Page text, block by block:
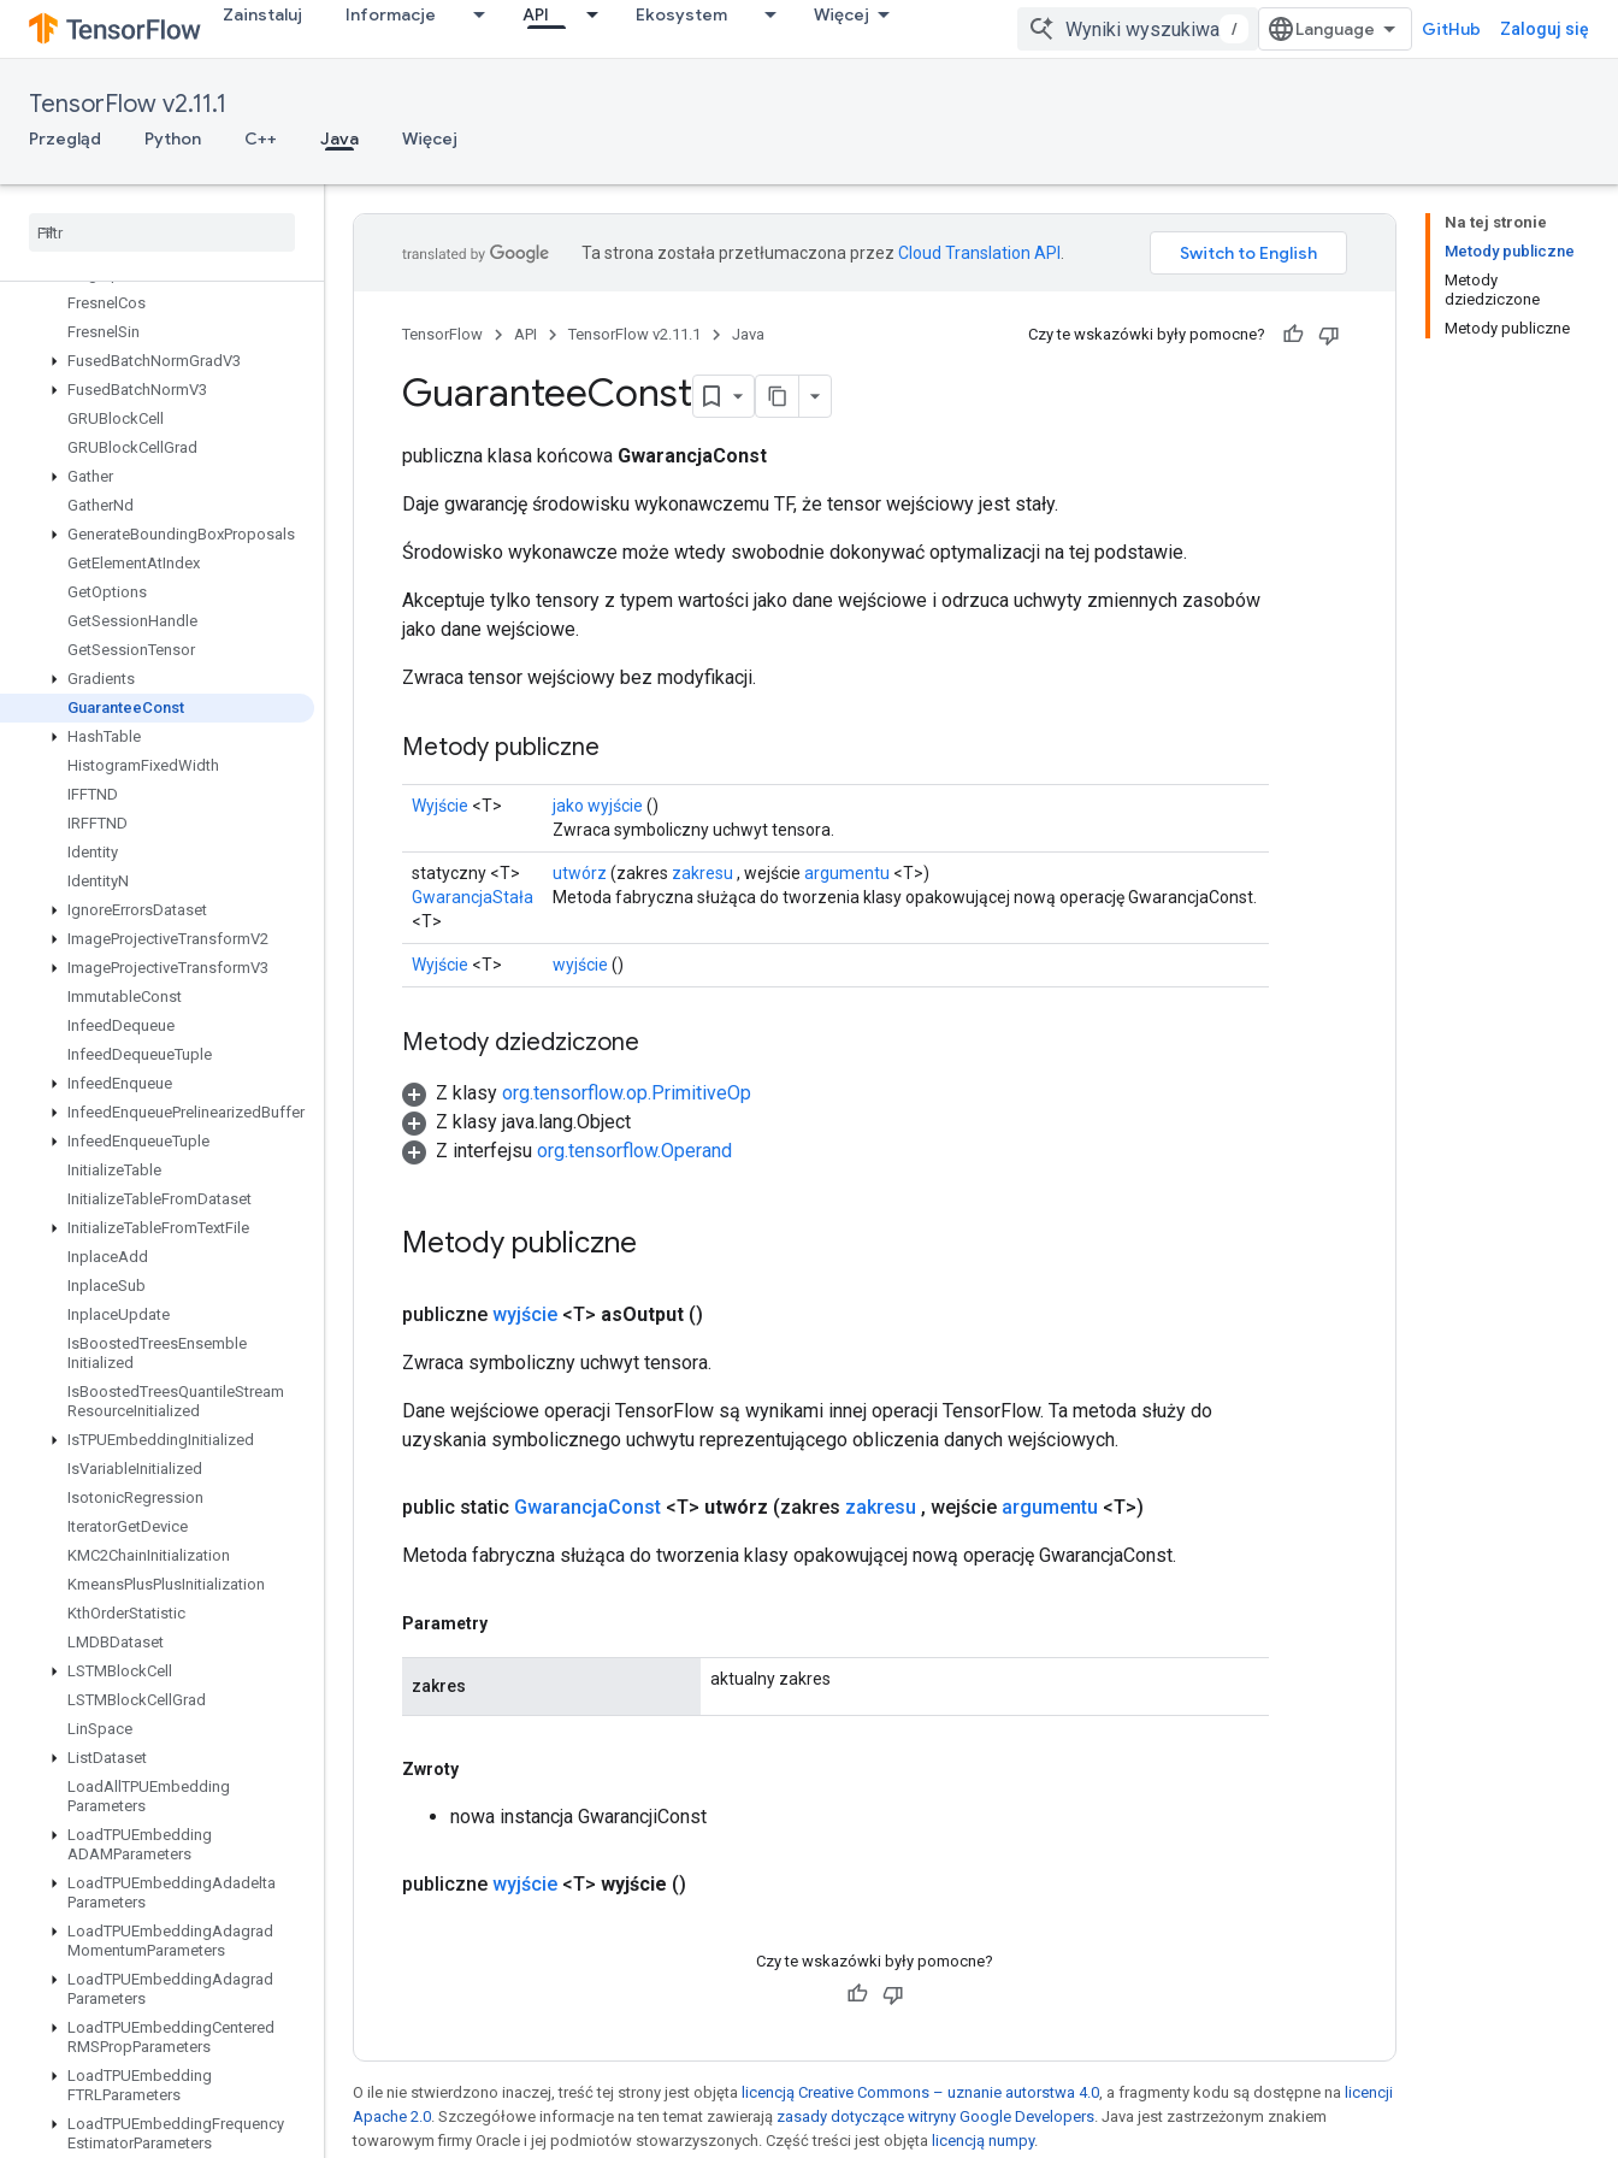
Zainstaluj Informacje API Ekosystem Więcej
/ GitHub Zaloguj się
TensorFlow v2.11.1
Przegląd Python C++ Java Więcej
ExperimentalUnbatchDataset
Expint
ExtractVolumePatches
FFTND
Fill
Fresnel Cos
Fresnel Sin
FusedBatchNormGradV3
FusedBatchNormV3
GRUBlockCell
GRUBlockCell Grad
Gather
GatherNd
GenerateBoundingBoxProposals
GetElementAtIndex
GetOptions
GetSessionHandle
GetSessionTensor
Gradients
GuaranteeConst
HashTable
HistogramFixedWidth
IFFTND
IRFFTND
Identity
IdentityN
IgnoreErrorsDataset
ImageProjectiveTransformV2
ImageProjectiveTransformV3
ImmutableConst
InfeedDequeue
InfeedDequeueTuple
InfeedEnqueue
InfeedEnqueuePrelinearizedBuffer
InfeedEnqueueTuple
InitializeTable
InitializeTableFromDataset
InitializeTableFromTextFile
InplaceAdd
InplaceSub
InplaceUpdate
IsBoostedTreesEnsemble
Initialized
IsBoostedTreesQuantileStream
ResourceInitialized
IsTPUEmbeddingInitialized
IsVariableInitialized
IsotonicRegression
IteratorGetDevice
KMC2ChainInitialization
KmeansPlusPlusInitialization
KthOrderStatistic
LMDBDataset
LSTMBlockCell
LSTMBlockCell Grad
LinSpace
ListDataset
LoadAll TPUEmbedding
Parameters
LoadTPUEmbedding
ADAMParameters
LoadTPUEmbeddingAdadelta
Parameters
LoadTPUEmbeddingAdagrad
MomentumParameters
LoadTPUEmbeddingAdagrad
Parameters
LoadTPUEmbeddingCentered
RMSPropParameters
LoadTPUEmbedding
FTRLParameters
LoadTPUEmbeddingFrequency
EstimatorParameters
Na tej stronie
Metody publiczne
Metody
dziedziczone
Metody publiczne
Ta strona została przetłumaczona przez Cloud Translation API
TensorFlow API TensorFlow v2.11.1 Java Czy te wskazówki były pomocne?
GuaranteeConst
publiczna klasa końcowa GwarancjaConst
Daje gwarancję środowisku wykonawczemu TF, że tensor wejściowy jest stały.
Środowisko wykonawcze może wtedy swobodnie dokonywać optymalizacji na tej podstawie.
Akceptuje tylko tensory z typem wartości jako dane wejściowe i odrzuca uchwyty zmiennych zasobów
jako dane wejściowe.
Zwraca tensor wejściowy bez modyfikacji.
Metody publiczne
Wyjście <T> jako wyjście ()
Zwraca symboliczny uchwyt tensora.
statyczny <T>
GwarancjaStała
<T>
utwórz (zakres zakresu , wejście argumentu <T>)
Metoda fabryczna służąca do tworzenia klasy opakowującej nową operację GwarancjaConst.
Wyjście <T> wyjście ()
Metody dziedziczone
Z klasy org.tensorflow.op.PrimitiveOp
Z klasy java.lang.Object
Z interfejsu org.tensorflow.Operand
Metody publiczne
publiczne wyjście <T> asOutput ()
Zwraca symboliczny uchwyt tensora.
Dane wejściowe operacji TensorFlow są wynikami innej operacji TensorFlow. Ta metoda służy do
uzyskania symbolicznego uchwytu reprezentującego obliczenia danych wejściowych.
public static GwarancjaConst <T> utwórz (zakres zakresu , wejście argumentu <T>)
Metoda fabryczna służąca do tworzenia klasy opakowującej nową operację GwarancjaConst.
Parametry
zakres aktualny zakres
Zwroty
nowa instancja GwarancjiConst
publiczne wyjście <T> wyjście ()
Czy te wskazówki były pomocne?
O ile nie stwierdzono inaczej, treść tej strony jest objęta licencją Creative Commons – uznanie autorstwa 4.0 , a fragmenty kodu są dostępne na licencji
Apache 2.0 . Szczegółowe informacje na ten temat zawierają zasady dotyczące witryny Google Developers . Java jest zastrzeżonym znakiem
towarowym firmy Oracle i jej podmiotów stowarzyszonych. Część treści jest objęta licencją numpy.